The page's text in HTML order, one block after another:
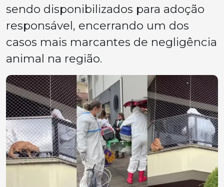
sendo disponibilizados para adoção
responsável, encerrando um dos
casos mais marcantes de negligência
animal na região.